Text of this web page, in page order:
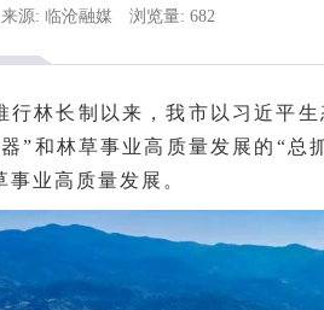
来源: 临沧融媒 浏览量: 682
行林长制以来，我市以习近平
”和林草事业高质量发展的“总
事业高质量发展。